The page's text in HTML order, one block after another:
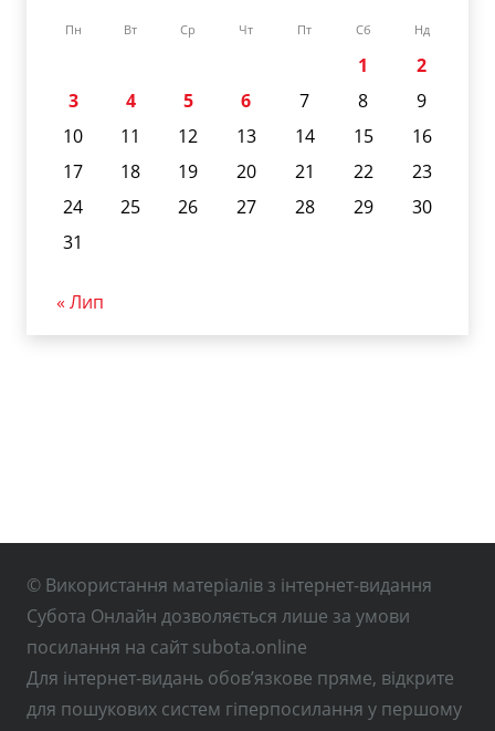
Пн Вт Ср Чт Пт Сб Нд
1
2
3
4 5 6 7 8
9
10
11 12 13 14 15
16
17
18 19 20 21 22
23
24
25 26 27 28 29
30
31
« Лип
© Використання матеріалів з інтернет-видання
Субота Онлайн дозволяється лише за умови
посилання на сайт subota.online
Для інтернет-видань обов’язкове пряме, відкрите
для пошукових систем гіперпосилання у першому